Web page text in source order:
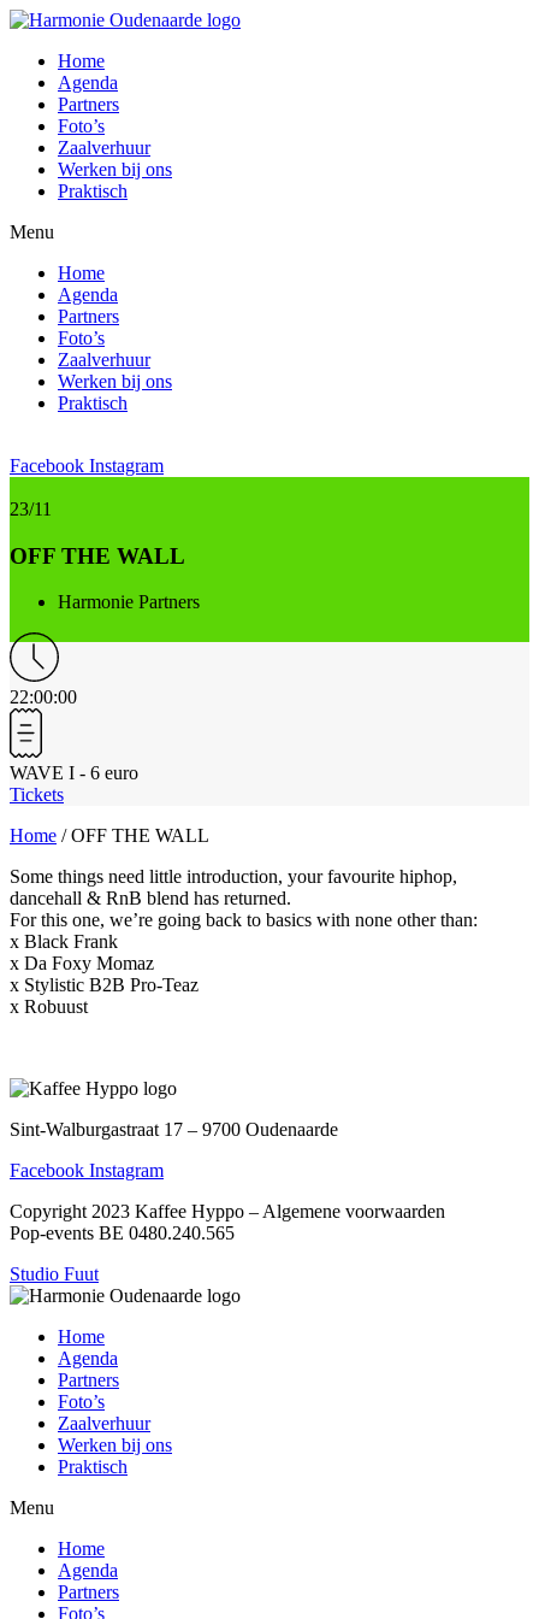
Skip
contentHome
Agenda
Partners
Foto’s
Zaalverhuur
Werken bij ons
Praktisch
Menu
Home
Agenda
Partners
Foto’s
Zaalverhuur
Werken bij ons
Praktisch
Facebook Instagram
23/11
OFF THE WALL
Harmonie Partners
22:00:00
WAVE I - 6 euro
Tickets
Home /OFF THE WALL
Some things need little introduction, your favourite hiphop,
dancehall & RnB blend has returned.
For this one, we’re going back to basics with none other than:
x Black Frank
x Da Foxy Momaz
x Stylistic B2B Pro-Teaz
x Robuust
Sint-Walburgastraat 17 – 9700 Oudenaarde
Facebook Instagram
Copyright 2023 Kaffee Hyppo – Algemene voorwaarden
Pop-events BE 0480.240.565
Studio Fuut
Home
Agenda
Partners
Foto’s
Zaalverhuur
Werken bij ons
Praktisch
Menu
Home
Agenda
Partners
Foto’s